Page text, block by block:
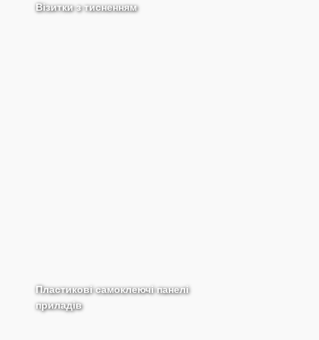
Візитки з тисненням
Пластикові самоклеючі панелі
приладів